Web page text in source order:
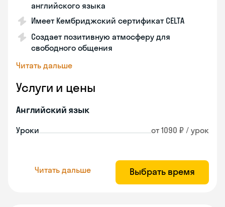
английского языка
Имеет Кембриджский сертификат CELTA
Создает позитивную атмосферу для
свободного общения
Читать дальше
Услуги и цены
Английский язык
Уроки от 1090 ₽ / урок
Читать дальше Выбрать время